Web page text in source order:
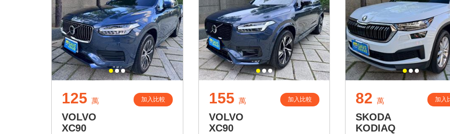
125 萬 加入比較
VOLVO
XC90
155 萬 加入比較
VOLVO
XC90
82 萬 加入
SKODA
KODIAQ